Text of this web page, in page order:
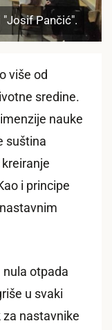
Pančić".
više od
sredine.
nauke
suština
i principe
nula otpada
u svaki
za nastavnike